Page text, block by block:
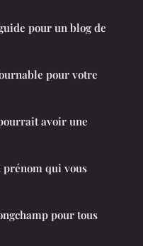
pour un blog de
pour votre
avoir une
prénom qui vous
pour tous